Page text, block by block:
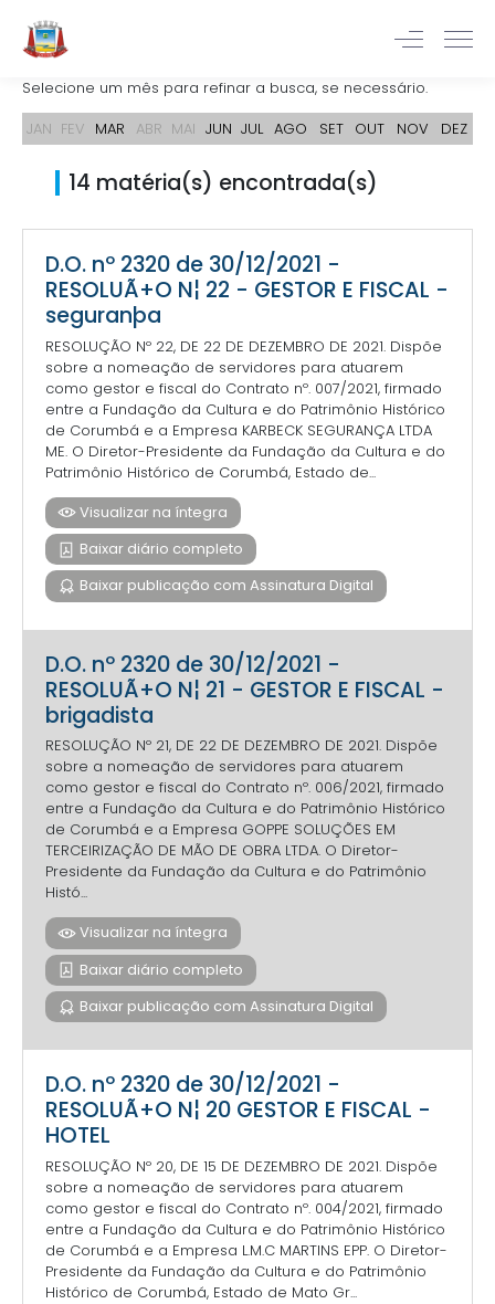
Selecione um mês para refinar a busca, se necessário.
JAN FEV MAR ABR MAI JUN JUL AGO SET OUT NOV DEZ
14 matéria(s) encontrada(s)
D.O. nº 2320 de 30/12/2021 -
RESOLUÃ+O N¦ 22 - GESTOR E FISCAL -
seguranþa
RESOLUÇÃO Nº 22, DE 22 DE DEZEMBRO DE 2021. Dispõe
sobre a nomeação de servidores para atuarem
como gestor e fiscal do Contrato nº. 007/2021, firmado
entre a Fundação da Cultura e do Patrimônio Histórico
de Corumbá e a Empresa KARBECK SEGURANÇA LTDA
ME. O Diretor-Presidente da Fundação da Cultura e do
Patrimônio Histórico de Corumbá, Estado de...
Visualizar na íntegra
Baixar diário completo
Baixar publicação com Assinatura Digital
D.O. nº 2320 de 30/12/2021 -
RESOLUÃ+O N¦ 21 - GESTOR E FISCAL -
brigadista
RESOLUÇÃO Nº 21, DE 22 DE DEZEMBRO DE 2021. Dispõe
sobre a nomeação de servidores para atuarem
como gestor e fiscal do Contrato nº. 006/2021, firmado
entre a Fundação da Cultura e do Patrimônio Histórico
de Corumbá e a Empresa GOPPE SOLUÇÕES EM
TERCEIRIZAÇÃO DE MÃO DE OBRA LTDA. O Diretor-
Presidente da Fundação da Cultura e do Patrimônio
Histó...
Visualizar na íntegra
Baixar diário completo
Baixar publicação com Assinatura Digital
D.O. nº 2320 de 30/12/2021 -
RESOLUÃ+O N¦ 20 GESTOR E FISCAL -
HOTEL
RESOLUÇÃO Nº 20, DE 15 DE DEZEMBRO DE 2021. Dispõe
sobre a nomeação de servidores para atuarem
como gestor e fiscal do Contrato nº. 004/2021, firmado
entre a Fundação da Cultura e do Patrimônio Histórico
de Corumbá e a Empresa L.M.C MARTINS EPP. O Diretor-
Presidente da Fundação da Cultura e do Patrimônio
Histórico de Corumbá, Estado de Mato Gr...